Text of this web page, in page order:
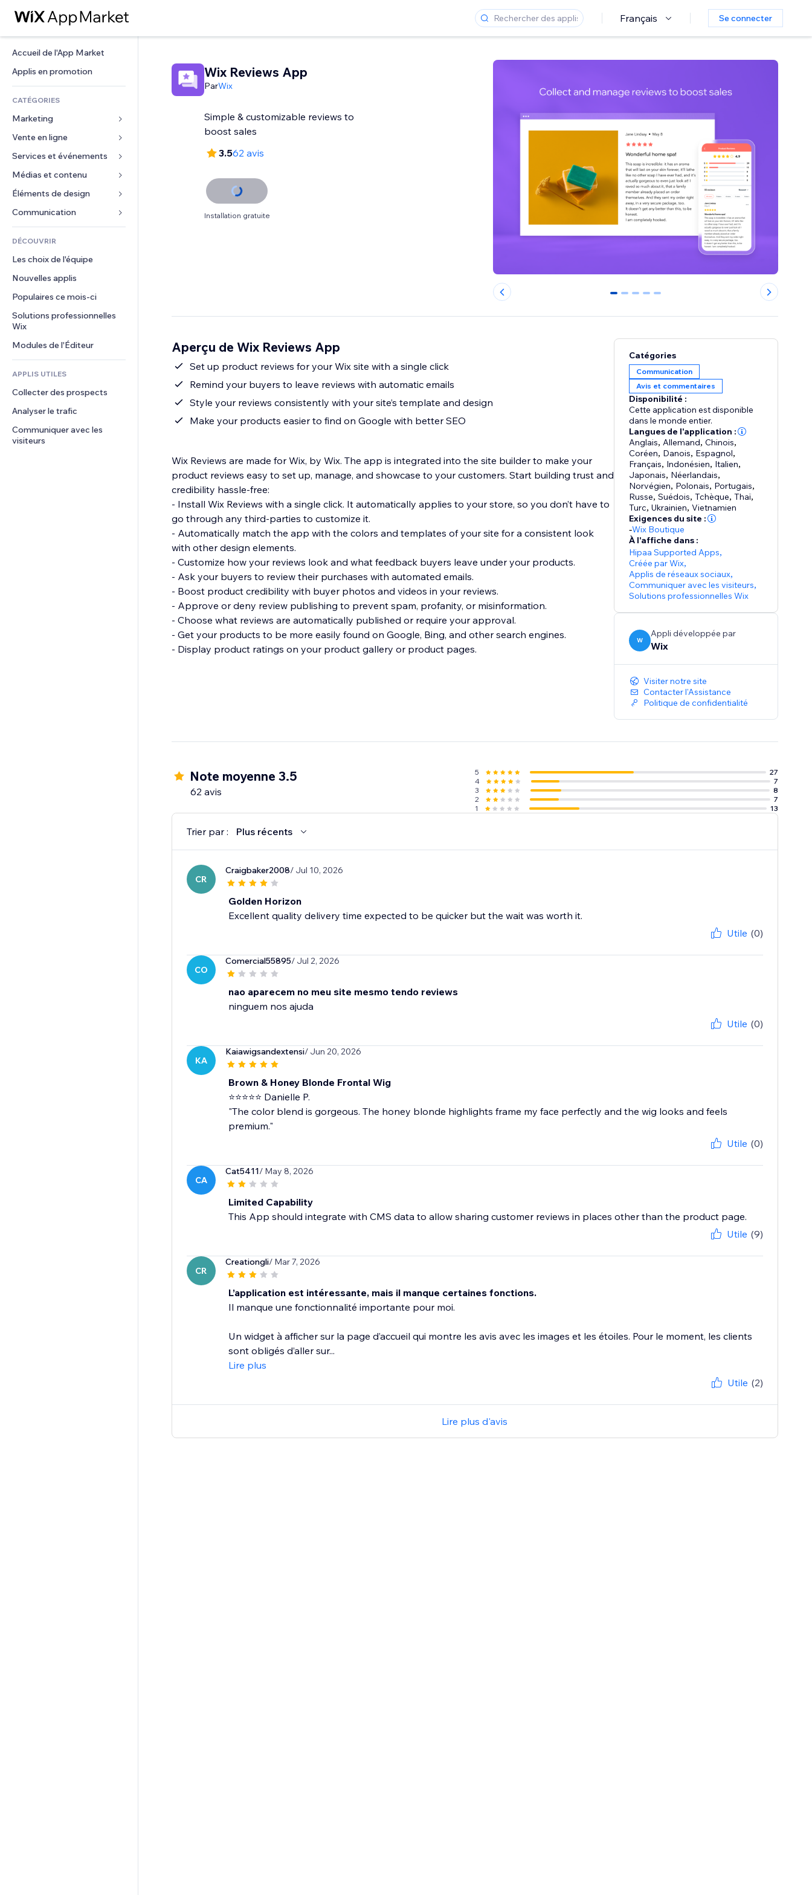
Français Se connecter
Accueil de l'App Market
Applis en promotion
CATÉGORIES
Marketing
Publicités
Mobile
Données analytiques
Réseaux sociaux
Classement de sites
E-mail
Vente en ligne
Applis pour les boutiques
Expédition et livraison
Boutons Vente
Comptabilité
Coupons et fidélisation
Solutions d'entreposage
Financement participatif
Alimentation et boissons
Services et événements
Hôtels
Événements
Restaurants
Immobilier
Réservations
Médias et contenu
Galerie
Musique
Podcasts
Photographie
Vidéo
PDF
Partage de fichiers
Actualités
Services de contenu
Effets de texte
Éléments de design
Cartes et navigation
Confidentialité
Horloge
Modèles de pages
Effets sur images
Boutons et menus
Bannières et badges
Calculateurs
Rechercher
Formulaires
Sondages
Chat
Commentaires
Téléphone
Communauté
Avis et commentaires
DÉCOUVRIR
Les choix de l'équipe
Nouvelles applis
Populaires ce mois‑ci
Solutions professionnelles
Wix
Modules de l'Éditeur
APPLIS UTILES
Collecter des prospects
Analyser le trafic
Communiquer avec les
visiteurs
Wix Reviews App
ParWix
Simple & customizable reviews to
3.562 avis
Installation gratuite
0 1 2 3 4
Aperçu de Wix Reviews App
Set up product reviews for your Wix site with a single click
Remind your buyers to leave reviews with automatic emails
Style your reviews consistently with your site’s template and design
Make your products easier to find on Google with better SEO
Wix Reviews are made for Wix, by Wix. The app is integrated into the site builder to make your
product reviews easy to set up, manage, and showcase to your customers. Start building trust and
credibility hassle-free:
- Install Wix Reviews with a single click. It automatically applies to your store, so you don’t have to
go through any third-parties to customize it.
- Automatically match the app with the colors and templates of your site for a consistent look
with other design elements.
- Customize how your reviews look and what feedback buyers leave under your products.
- Ask your buyers to review their purchases with automated emails.
- Boost product credibility with buyer photos and videos in your reviews.
- Approve or deny review publishing to prevent spam, profanity, or misinformation.
- Choose what reviews are automatically published or require your approval.
- Get your products to be more easily found on Google, Bing, and other search engines.
- Display product ratings on your product gallery or product pages.
Catégories
Communication
Avis et commentaires
Disponibilité :
Cette application est disponible
dans le monde entier.
Langues de l'application :
Anglais, Allemand,Chinois,
Coréen, Danois, Espagnol,
Français, Indonésien, Italien,
Japonais, Néerlandais,
Norvégien, Polonais, Portugais,
Russe,Suédois,Tchèque,Thaï,
Turc,Ukrainien,Vietnamien
Exigences du site :
-Wix Boutique
À l'affiche dans :
Hipaa Supported Apps,
Créée par Wix,
Applis de réseaux sociaux,
Communiquer avec les visiteurs,
Solutions professionnelles Wix
W
Appli développée par
Wix
Visiter notre site
Contacter l'Assistance
Politique de confidentialité
Note moyenne 3.5
62 avis
5
27
4
7
3
8
2
7
1
13
Trier par : Plus récents
CR
Craigbaker2008/ Jul 10, 2026
Golden Horizon
Excellent quality delivery time expected to be quicker but the wait was worth it.
Utile (0)
CO
Comercial55895/ Jul 2, 2026
nao aparecem no meu site mesmo tendo reviews
ninguem nos ajuda
Utile (0)
KA
Kaiawigsandextensi/ Jun 20, 2026
Brown & Honey Blonde Frontal Wig
⭐⭐⭐⭐⭐ Danielle P.
"The color blend is gorgeous. The honey blonde highlights frame my face perfectly and the wig looks and feels
premium."
Utile (0)
CA
Cat5411/ May 8, 2026
Limited Capability
This App should integrate with CMS data to allow sharing customer reviews in places other than the product page.
Utile (9)
CR
Creationgli/ Mar 7, 2026
L’application est intéressante, mais il manque certaines fonctions.
Il manque une fonctionnalité importante pour moi.
Un widget à afficher sur la page d’accueil qui montre les avis avec les images et les étoiles. Pour le moment, les clients
sont obligés d’aller sur...
Lire plus
Utile (2)
Lire plus d'avis